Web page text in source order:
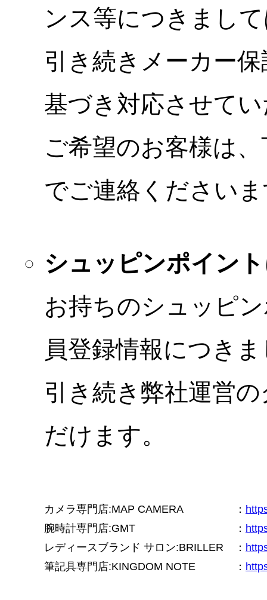
ンス等につきまし
引き続きメーカー
基づき対応させて
ご希望のお客様は
でご連絡ください
シュッピンポイン
お持ちのシュッピ
員登録情報につき
引き続き弊社運営
だけます。
カメラ専門店:MAP CAMERA ：
腕時計専門店:GMT
：
レディースブランド サロン:BRILLER
：
筆記具専門店:KINGDOM NOTE
：